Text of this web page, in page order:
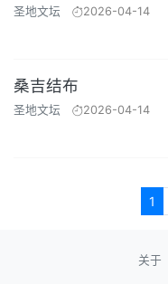
圣地文坛 2026-04-14
桑吉结布
圣地文坛 2026-04-14
1
关于